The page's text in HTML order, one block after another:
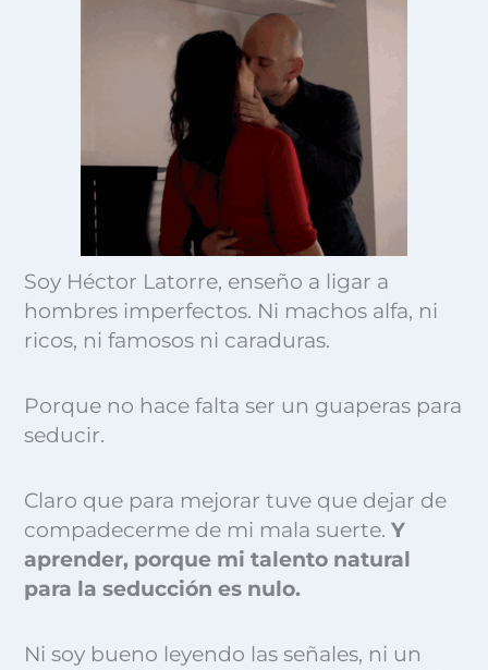
Soy Héctor Latorre, enseño a ligar a
hombres imperfectos. Ni machos alfa, ni
ricos, ni famosos ni caraduras.
Porque no hace falta ser un guaperas para
seducir.
Claro que para mejorar tuve que dejar de
compadecerme de mi mala suerte.Y
aprender, porque mi talento natural
para la seducción es nulo.
Ni soy bueno leyendo las señales, ni un